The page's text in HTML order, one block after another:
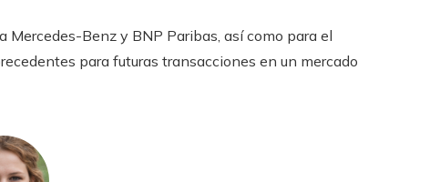
Benz y BNP Paribas, así como para el
para futuras transacciones en un mercado